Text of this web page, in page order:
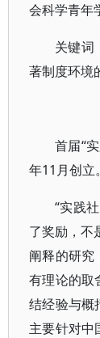
会科学青年
关键词
著制度环境
首届“
年11月创立
“实践
了奖励，不
阐释的研究
有理论的取
结经验与概
主要针对中